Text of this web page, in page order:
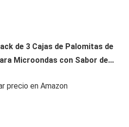
de 3 Cajas de Palomitas de
Microondas con Sabor de...
precio en Amazon